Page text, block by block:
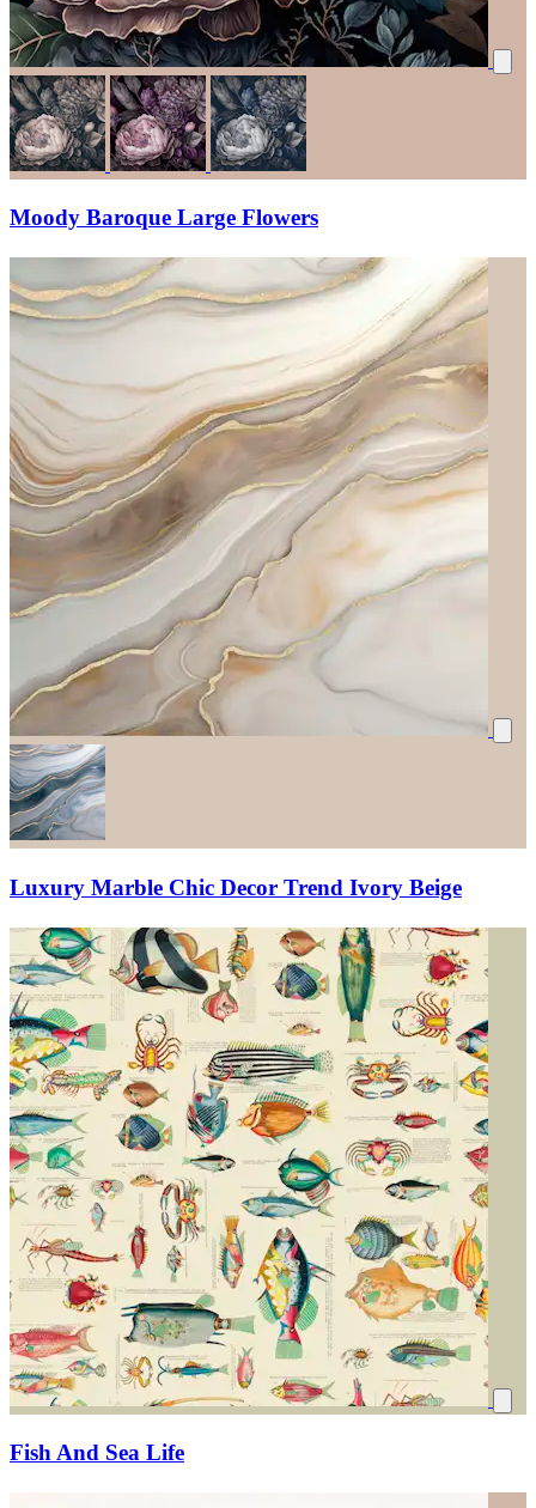
Moody Baroque Large Flowers
Luxury Marble Chic Decor Trend Ivory Beige
Fish And Sea Life